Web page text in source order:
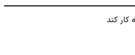
کار کند